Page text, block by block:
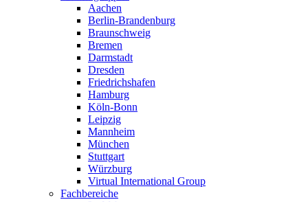
Aachen
Berlin-Brandenburg
Braunschweig
Bremen
Darmstadt
Dresden
Friedrichshafen
Hamburg
Köln-Bonn
Leipzig
Mannheim
München
Stuttgart
Würzburg
Virtual International Group
Fachbereiche